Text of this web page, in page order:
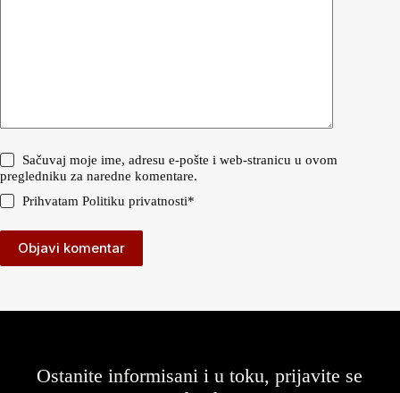
Sačuvaj moje ime, adresu e-pošte i web-stranicu u ovom
pregledniku za naredne komentare.
PrihvatamPolitiku privatnosti*
Objavi komentar
Ostanite informisani i u toku, prijavite se